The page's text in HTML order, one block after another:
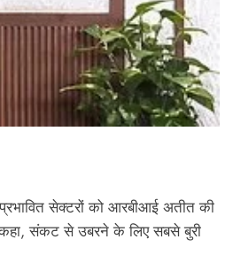
सेक्टरों को आरबीआई अतीत की
कहा, संकट से उबरने के लिए सबसे बुरी